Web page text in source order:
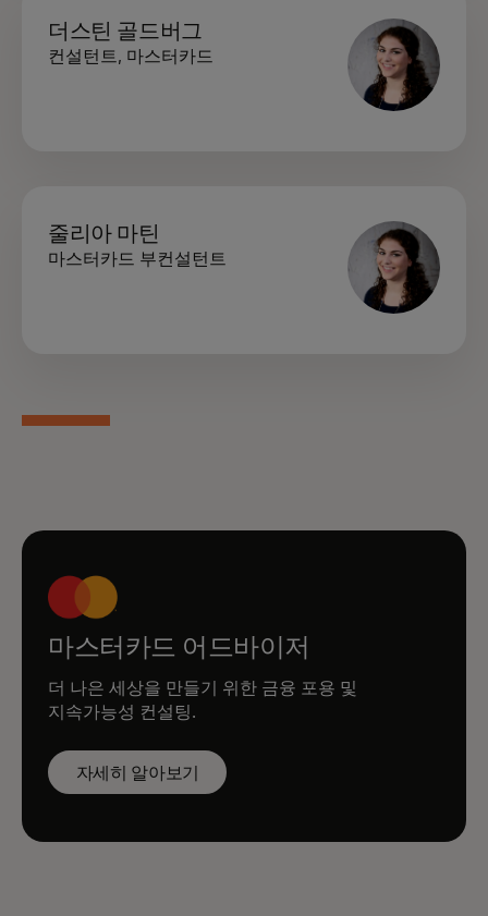
더스틴 골드버그
컨설턴트, 마스터카드
줄리아 마틴
마스터카드 부컨설턴트
마스터카드 어드바이저
더 나은 세상을 만들기 위한 금융 포용 및
지속가능성 컨설팅.
자세히 알아보기